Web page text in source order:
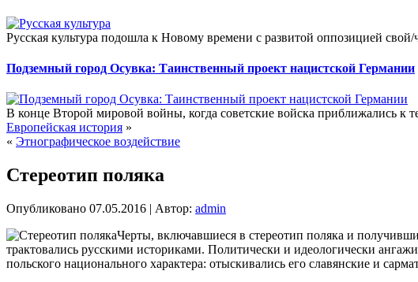
Русская культура подошла к Новому времени с развитой оппозицией
Подземный город Осувка: Таинственный проект нацистской Германии
В конце Второй мировой войны, когда советские войска приближались к
Европейская история »
« Этнографическое воздействие
Стереотип поляка
Опубликовано 07.05.2016 | Автор: admin
Черты, включавшиеся в стереотип поляка и
трактовались русскими историками. Политически и идеологически
польского национального характера: отыскивались его славянские и